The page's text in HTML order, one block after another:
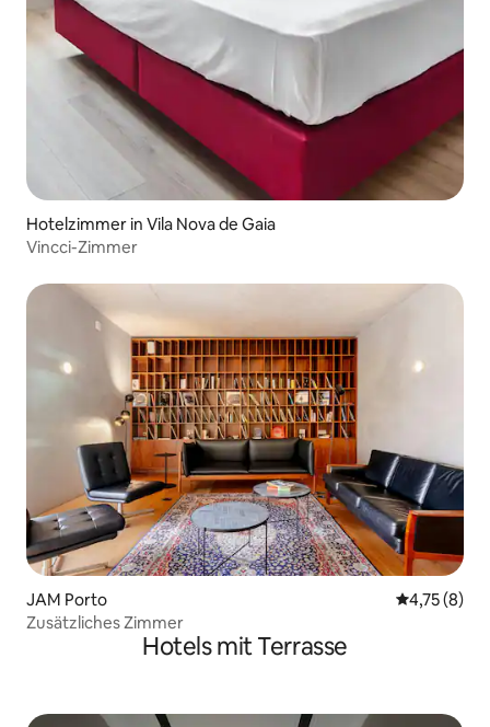
Hotelzimmer in Vila Nova de Gaia
Vincci-Zimmer
JAM Porto
4,75 (8)
Zusätzliches Zimmer
Hotels mit Terrasse